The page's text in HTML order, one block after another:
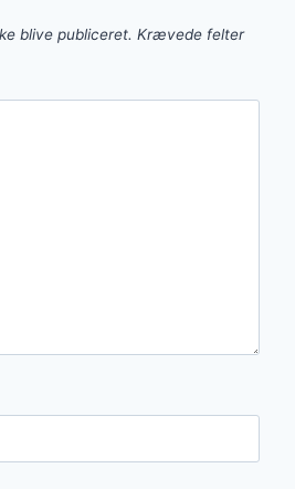
blive publiceret. Krævede felter